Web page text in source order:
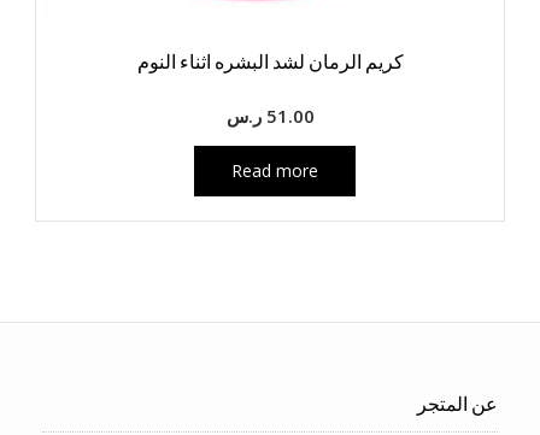
كريم الرمان لشد البشره اثناء النوم
51.00 ر.س
Read more
عن المتجر